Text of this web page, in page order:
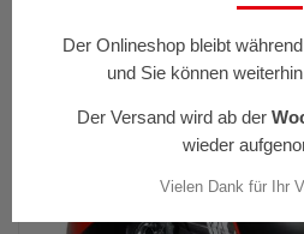
Der Onlineshop bleibt
und Sie können
Der Versand wird ab der
wieder
Vielen Dank für Ihr